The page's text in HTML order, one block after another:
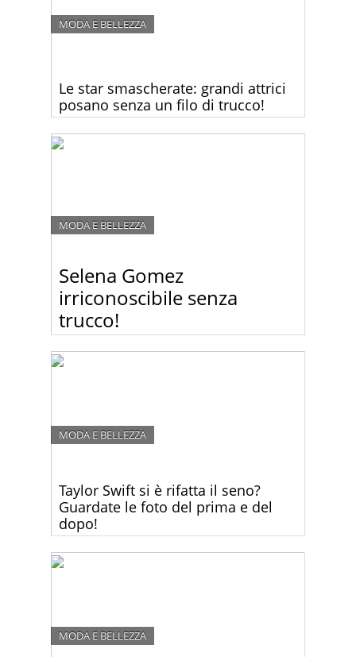
Le star smascherate: grandi attrici
posano senza un filo di trucco!
MODA E BELLEZZA
posare per la rivista W Magazine senza un filo di
trucco e senza il Photoshop.
Selena Gomez
irriconoscibile senza
trucco!
MODA E BELLEZZA
Hollywood non siano poi così brillanti appena
sveglie la mattina. Guardate le foto di Selena
Taylor Swift si è rifatta il seno?
Guardate le foto del prima e del
dopo!
MODA E BELLEZZA
generosa che mai ai People’s Choice Awards. Si è
rifatta il seno?
MODA E BELLEZZA